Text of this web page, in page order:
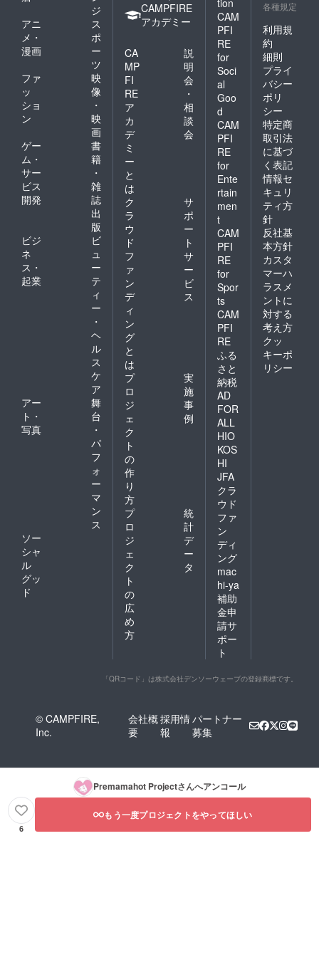
ジ
アニ
メ・
漫画
ス
ポ
ー
ツ
ファ
ッ
ショ
ン
映
像
・
映
画
ゲー
ム・
サー
ビス
開発
書
籍
・
雑
誌
出
版
ビジ
ネ
ス・
起業
ビ
ュ
ー
テ
ィ
ー
・
ヘ
ル
ス
ケ
ア
アー
ト・
写真
舞
台
・
パ
フ
ォ
ー
マ
ン
ス
ソー
シャ
ル
グッ
ド
CAMPFIRE
アカデミー
CA
MP
FI
RE
ア
カ
デ
ミ
ー
と
は
説
明
会
・
相
談
会
ク
ラ
ウ
ド
フ
ァ
ン
デ
ィ
ン
グ
と
は
サ
ポ
ー
ト
サ
ー
ビ
ス
プ
ロ
ジ
ェ
ク
ト
の
作
り
方
実
施
事
例
プ
ロ
ジ
ェ
ク
ト
の
広
め
方
統
計
デ
ー
タ
CAM
PFI
RE
for
Soci
al
Goo
d
CAM
PFI
RE
for
Ente
rtain
men
t
CAM
PFI
RE
for
Spor
ts
CAM
PFI
RE
ふる
さと
納税
AD
FOR
ALL
HIO
KOS
HI
JFA
クラ
ウド
ファ
ン
ディ
ング
mac
hi-ya
補助
金申
請サ
ポー
ト
各種規定
利用規
約
細則
プライ
バシー
ポリ
シー
特定商
取引法
に基づ
く表記
情報セ
キュリ
ティ方
針
反社基
本方針
カスタ
マーハ
ラスメ
ントに
対する
考え方
クッ
キーポ
リシー
「QRコード」は株式会社デンソーウェーブの登録商標です。
© CAMPFIRE,
Inc.
会社概
要
採用情
報
パートナー
募集
Premamahot Projectさんへアンコール
6
もう一度プロジェクトをやってほしい